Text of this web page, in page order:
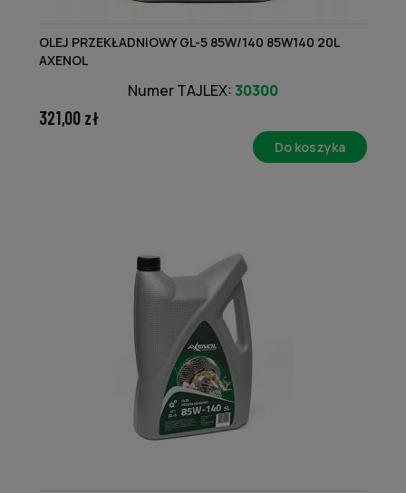
OLEJ PRZEKŁADNIOWY GL-5 85W/140 85W140 20L
AXENOL
Numer TAJLEX:30300
321,00 zł
Do koszyka